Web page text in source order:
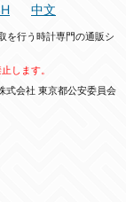
中文
を行う時計専門の通販シ
します。
会社 東京都公安委員会